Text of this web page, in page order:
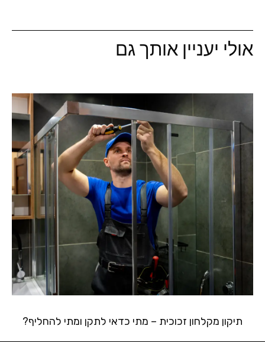
אולי יעניין אותך גם
תיקון מקלחון זכוכית – מתי כדאי לתקן ומתי להחליף?